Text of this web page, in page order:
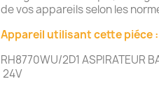
de vos appareils selon les
Appareil utilisant cette piéce :
RH8770WU/2D1ASPIRATEUR
24V